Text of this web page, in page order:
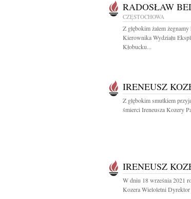
RADOSŁAW
CZĘSTOCHOWA
Z głębokim żalem
Kierownika Wydziału
Kłobucku...
IRENEUSZ
Z głębokim smutkiem
śmierci Ireneusza Kozery
IRENEUSZ
W dniu 18 września 2021
Kozera Wieloletni